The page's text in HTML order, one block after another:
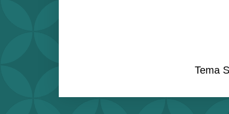
Tema